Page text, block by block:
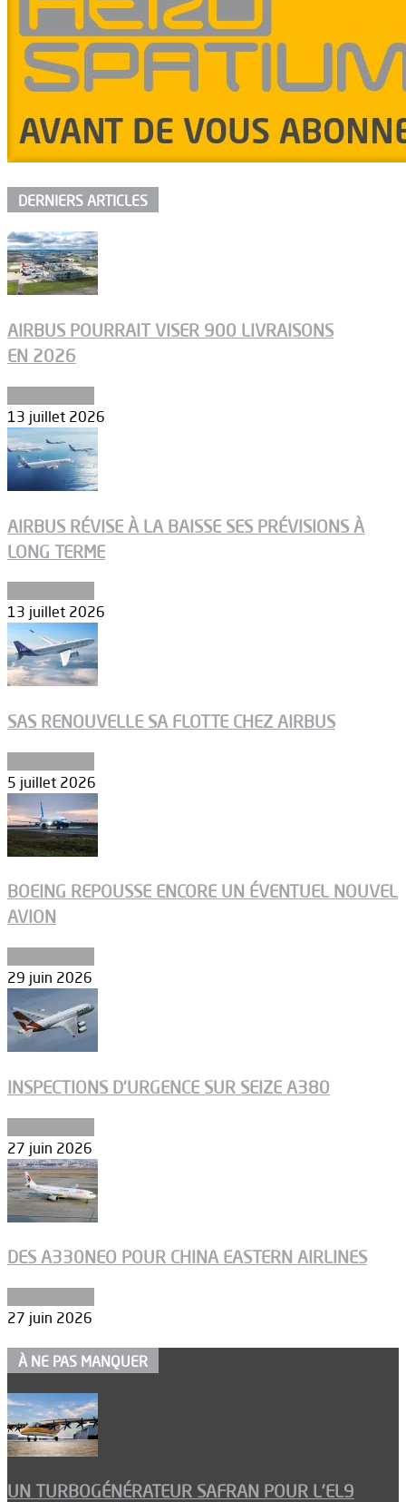
DERNIERS ARTICLES
AIRBUS POURRAIT VISER 900 LIVRAISONS
EN 2026
13 juillet 2026
AIRBUS RÉVISE À LA BAISSE SES PRÉVISIONS À
LONG TERME
13 juillet 2026
SAS RENOUVELLE SA FLOTTE CHEZ AIRBUS
5 juillet 2026
BOEING REPOUSSE ENCORE UN ÉVENTUEL NOUVEL
AVION
29 juin 2026
INSPECTIONS D’URGENCE SUR SEIZE A380
27 juin 2026
DES A330NEO POUR CHINA EASTERN AIRLINES
27 juin 2026
À NE PAS MANQUER
UN TURBOGÉNÉRATEUR SAFRAN POUR L’EL9